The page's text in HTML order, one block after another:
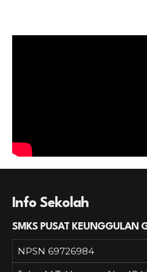
Info Sekolah
SMKS PUSAT KEUNGGULAN
NPSN 69726984